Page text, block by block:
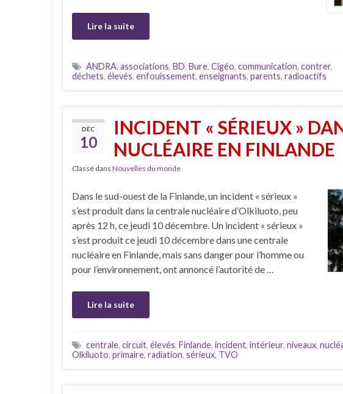
Lire la suite
ANDRA, associations, BD, Bure, Cigéo, communication, contrer,
déchets, élevés, enfouissement, enseignants, parents, radioactifs
DÉC
10
INCIDENT « SÉRIEUX »
NUCLÉAIRE EN FINLANDE
Classé dans Nouvelles du monde
Dans le sud-ouest de la Finlande, un incident « sérieux »
s’est produit dans la centrale nucléaire d’Olkiluoto, peu
après 12 h, ce jeudi 10 décembre. Un incident « sérieux »
s’est produit ce jeudi 10 décembre dans une centrale
nucléaire en Finlande, mais sans danger pour l’homme ou
pour l’environnement, ont annoncé l’autorité de …
Lire la suite
centrale, circuit, élevés, Finlande, incident, intérieur, niveaux,
Olkiluoto, primaire, radiation, sérieux, TVO